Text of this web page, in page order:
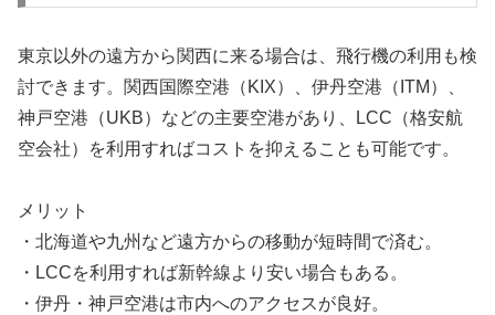
東京以外の遠方から関西に来る場合は、飛行機の利用も検
討できます。関西国際空港（KIX）、伊丹空港（ITM）、
神戸空港（UKB）などの主要空港があり、LCC（格安航
空会社）を利用すればコストを抑えることも可能です。
メリット
・北海道や九州など遠方からの移動が短時間で済む。
・LCCを利用すれば新幹線より安い場合もある。
・伊丹・神戸空港は市内へのアクセスが良好。